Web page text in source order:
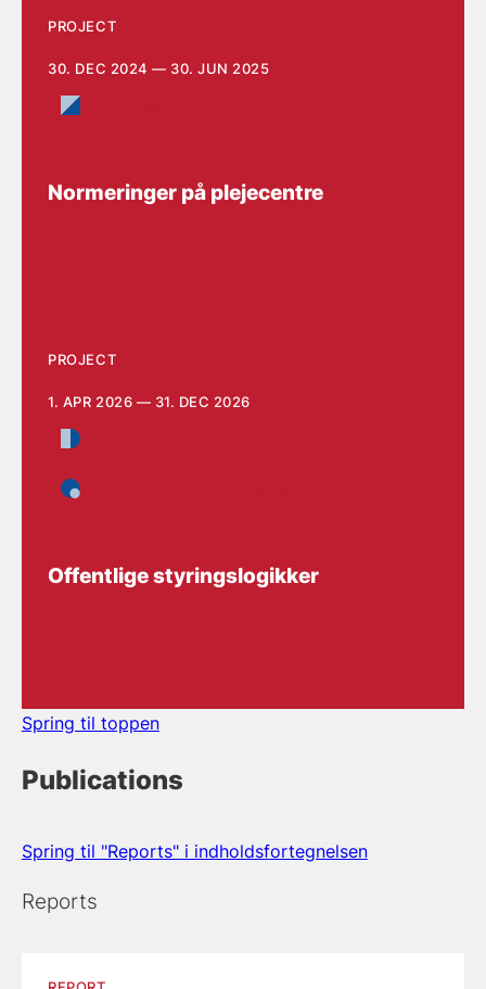
PROJECT
30. DEC 2024 — 30. JUN 2025
Normeringer på plejecentre
PROJECT
1. APR 2026 — 31. DEC 2026
Offentlige styringslogikker
Spring til toppen
Publications
Spring til "Reports" i indholdsfortegnelsen
Reports